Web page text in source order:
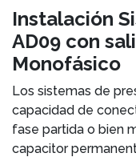
Instalación
AD09 con
Monofásico
Los sistemas de
capacidad de
fase partida o bien
capacitor